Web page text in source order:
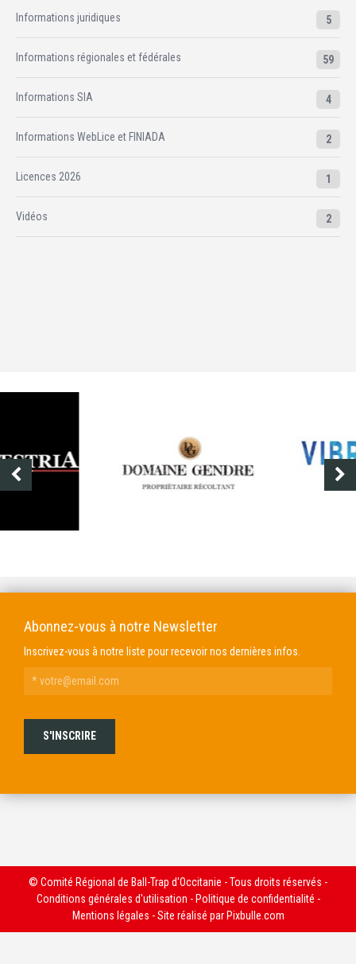
Informations juridiques 5
Informations régionales et fédérales 59
Informations SIA 4
Informations WebLice et FINIADA 2
Licences 2026 1
Vidéos 2
Abonnez-vous à notre Newsletter
Inscrivez-vous à notre liste pour recevoir nos dernières infos.
© Comité Régional de Ball-Trap d'Occitanie - Tous droits réservés -
Conditions générales d'utilisation - Politique de confidentialité -
Mentions légales - Site réalisé par Pixbulle.com